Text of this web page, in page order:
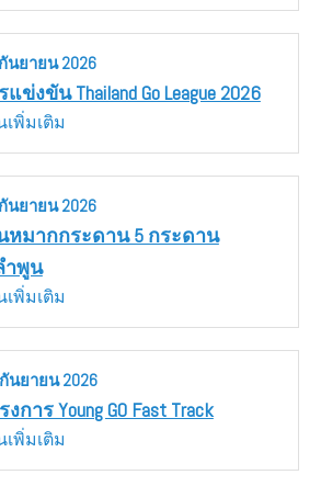
กันยายน2026
แข่งขัน Thailand Go League 2026
เพิ่มเติม
กันยายน2026
หมากกระดาน 5 กระดาน
ำพูน
เพิ่มเติม
กันยายน2026
การ Young GO Fast Track
เพิ่มเติม